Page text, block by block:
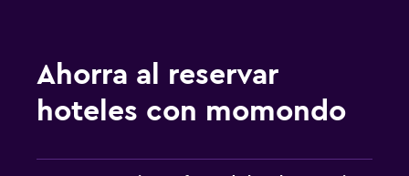
Gimnasio
Ahorra al reservar
hoteles con momondo